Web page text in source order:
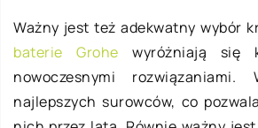
Ważny jest też adekwatny wybór
baterie Grohe wyróżniają się
nowoczesnymi
najlepszych surowców, co